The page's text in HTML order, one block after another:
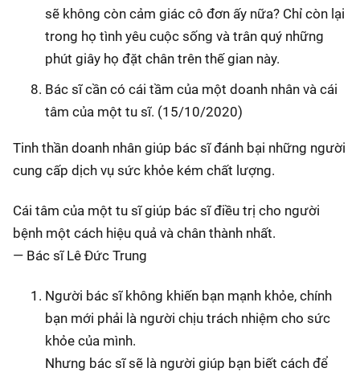
sẽ không còn cảm giác cô đơn ấy nữa? Chỉ còn lại
trong họ tình yêu cuộc sống và trân quý những
phút giây họ đặt chân trên thế gian này.
Bác sĩ cần có cái tầm của một doanh nhân và cái
tâm của một tu sĩ. (15/10/2020)
Tinh thần doanh nhân giúp bác sĩ đánh bại những người
cung cấp dịch vụ sức khỏe kém chất lượng.
Cái tâm của một tu sĩ giúp bác sĩ điều trị cho người
bệnh một cách hiệu quả và chân thành nhất.
— Bác sĩ Lê Đức Trung
Người bác sĩ không khiến bạn mạnh khỏe, chính
bạn mới phải là người chịu trách nhiệm cho sức
khỏe của mình.
Nhưng bác sĩ sẽ là người giúp bạn biết cách để